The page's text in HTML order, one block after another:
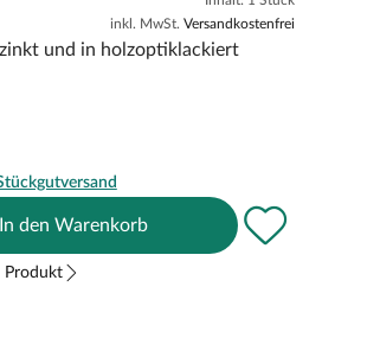
inkl. MwSt. Versandkostenfrei
und in holzoptiklackiert
In den Warenkorb
Produkt